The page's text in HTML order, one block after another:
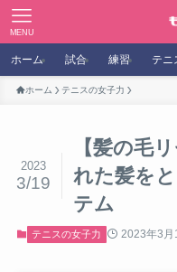
MENU
ホーム 試合 練習 テニ
ホーム テニスの女子力
【髪の毛
れた髪を
テム
2023
3/19
テニスの女子力 2023年3月